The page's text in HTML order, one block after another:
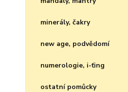
minerály, čakry
new age, podvědomí
numerologie, i-ťing
ostatní pomůcky